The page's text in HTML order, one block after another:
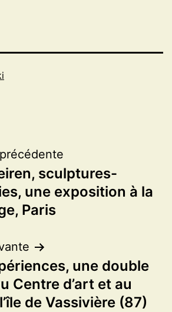
sculptures-
une exposition à la
Paris
une double
Centre d’art et au
de Vassivière (87)